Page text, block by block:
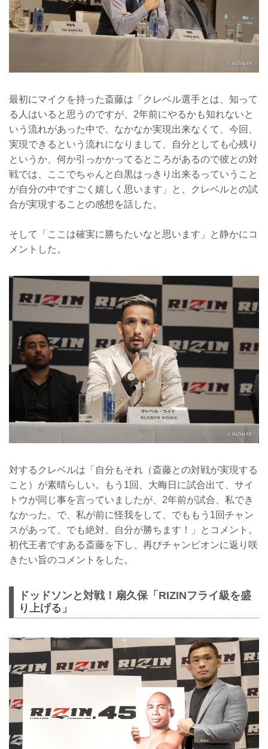
最初にマイクを持った斎藤は「クレベル選手とは、知って
る人はいると思うのですが、2年前にやるかも知れないと
いう流れがあった中で、なかなか実現出来なくて、今回、
実現できるという流れになりまして、自分としても心残り
というか、何か引っかかってるところがあるので彼との対
戦では、ここでちゃんと白黒はっきり出来るっていうこと
が自分の中ですごく嬉しく思います」と、クレベルとの試
合が実現することの感想を話した。
そして「ここは確実に勝ちたいなと思います」と静かにコ
メントした。
対するクレベルは「自分もそれ（斎藤との対戦が実現する
こと）が素晴らしい。もう1回、大晦日に試合出て、サイ
トウが同じ事を言っていましたが、2年前が試合、私でき
なかった。で、私が前に怪我をして、でももう1回チャン
スがあって、でも絶対、自分が勝ちます！」とコメント。
初代王者ですある斎藤を下し、再びチャンピオンに返り咲
きたい旨のコメントをした。
ドッドソンと対戦！扇久保「RIZINフライ級を盛
り上げる」